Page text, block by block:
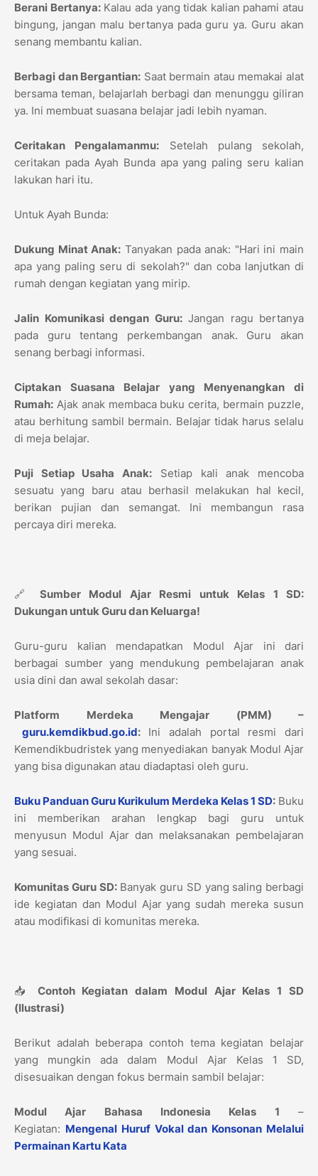
Berani Bertanya:Kalau ada yang tidak kalian pahami atau
bingung, jangan malu bertanya pada guru ya. Guru akan
senang membantu kalian.
Berbagi dan Bergantian: Saat bermain atau memakai alat
bersama teman, belajarlah berbagi dan menunggu giliran
ya. Ini membuat suasana belajar jadi lebih nyaman.
Ceritakan Pengalamanmu: Setelah pulang sekolah,
ceritakan pada Ayah Bunda apa yang paling seru kalian
lakukan hari itu.
Untuk Ayah Bunda:
Dukung Minat Anak: Tanyakan pada anak: "Hari ini main
apa yang paling seru di sekolah?" dan coba lanjutkan di
rumah dengan kegiatan yang mirip.
Jalin Komunikasi dengan Guru:Jangan ragu bertanya
pada guru tentang perkembangan anak. Guru akan
senang berbagi informasi.
Ciptakan Suasana Belajar yang Menyenangkan di
Rumah: Ajak anak membaca buku cerita, bermain puzzle,
atau berhitung sambil bermain. Belajar tidak harus selalu
di meja belajar.
Puji Setiap Usaha Anak: Setiap kali anak mencoba
sesuatu yang baru atau berhasil melakukan hal kecil,
berikan pujian dan semangat. Ini membangun rasa
percaya diri mereka.
🔗 Sumber Modul Ajar Resmi untuk Kelas 1 SD:
Dukungan untuk Guru dan Keluarga!
Guru-guru kalian mendapatkan Modul Ajar ini dari
berbagai sumber yang mendukung pembelajaran anak
usia dini dan awal sekolah dasar:
Platform Merdeka Mengajar (PMM) –
guru.kemdikbud.go.id:Ini adalah portal resmi dari
Kemendikbudristek yang menyediakan banyak Modul Ajar
yang bisa digunakan atau diadaptasi oleh guru.
Buku Panduan Guru Kurikulum Merdeka Kelas 1 SD: Buku
ini memberikan arahan lengkap bagi guru untuk
menyusun Modul Ajar dan melaksanakan pembelajaran
yang sesuai.
Komunitas Guru SD:Banyak guru SD yang saling berbagi
ide kegiatan dan Modul Ajar yang sudah mereka susun
atau modifikasi di komunitas mereka.
📥 Contoh Kegiatan dalam Modul Ajar Kelas 1 SD
(Ilustrasi)
Berikut adalah beberapa contoh tema kegiatan belajar
yang mungkin ada dalam Modul Ajar Kelas 1 SD,
disesuaikan dengan fokus bermain sambil belajar:
Modul Ajar Bahasa Indonesia Kelas 1 –
Kegiatan: Mengenal Huruf Vokal dan Konsonan Melalui
Permainan Kartu Kata